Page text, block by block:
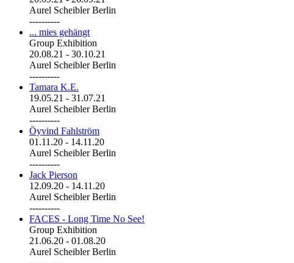
Aurel Scheibler Berlin
----------
... mies gehängt
Group Exhibition
20.08.21 - 30.10.21
Aurel Scheibler Berlin
----------
Tamara K.E.
19.05.21 - 31.07.21
Aurel Scheibler Berlin
----------
Öyvind Fahlström
01.11.20 - 14.11.20
Aurel Scheibler Berlin
----------
Jack Pierson
12.09.20 - 14.11.20
Aurel Scheibler Berlin
----------
FACES - Long Time No See!
Group Exhibition
21.06.20 - 01.08.20
Aurel Scheibler Berlin